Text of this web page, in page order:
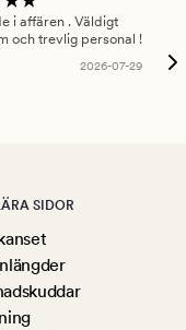
i affären . Väldigt
och trevlig personal !
2026-07-29
SIDOR